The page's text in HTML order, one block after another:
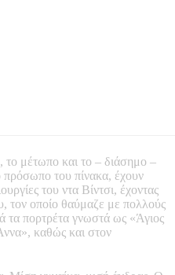
το μέτωπο και το – διάσημο –
του πίνακα, έχουν
του ντα Βίντσι, έχοντας
τον οποίο θαύμαζε με πολλούς
τα πορτρέτα γνωστά ως «Άγιος
καθώς και στον